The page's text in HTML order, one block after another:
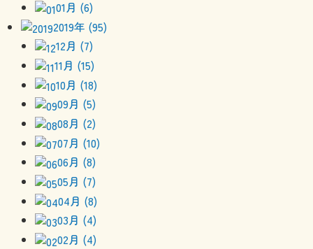
01月 (6)
2019年 (95)
12月 (7)
11月 (15)
10月 (18)
09月 (5)
08月 (2)
07月 (10)
06月 (8)
05月 (7)
04月 (8)
03月 (4)
02月 (4)